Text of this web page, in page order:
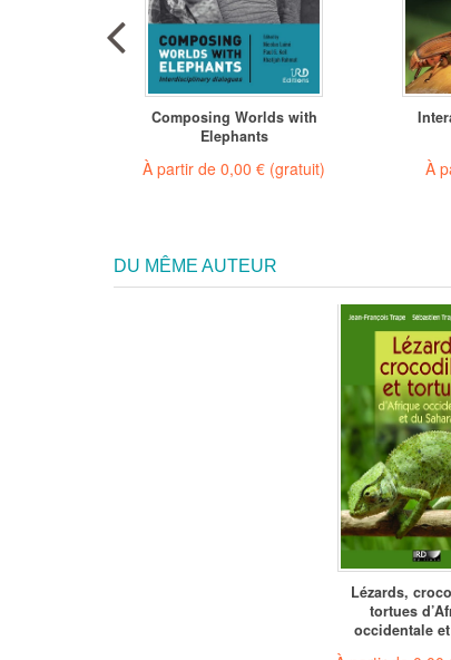
Composing Worlds with
Elephants
À partir de 0,00 € (gratuit) À
DU MÊME AUTEUR
Lézards,
tortues
occidentale